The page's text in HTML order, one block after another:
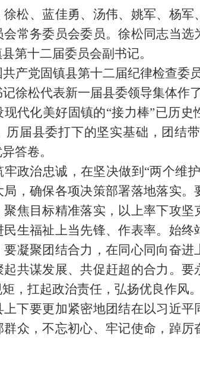
松、蓝佳勇、汤伟、姚军、杨
会常务委员会委员。徐松同志当
第十二届委员会副书记。
产党固镇县第十二届纪律检查委
徐松代表新一届县委领导集体作了
代化美好固镇的“接力棒”已历
历届县委打下的坚实基础，团结
答卷。
政治忠诚，在坚决做到“两个维
，确保各项决策部署落地落实
焦目标精准落实，以上率下攻
生福祉上当先锋、作表率。始
凝聚团结合力，在同心同向奋
共谋发展、共促赶超的合力。
，扛起政治责任，弘扬优良作风
下要更加紧密地团结在以习近
众，不忘初心、牢记使命，踔